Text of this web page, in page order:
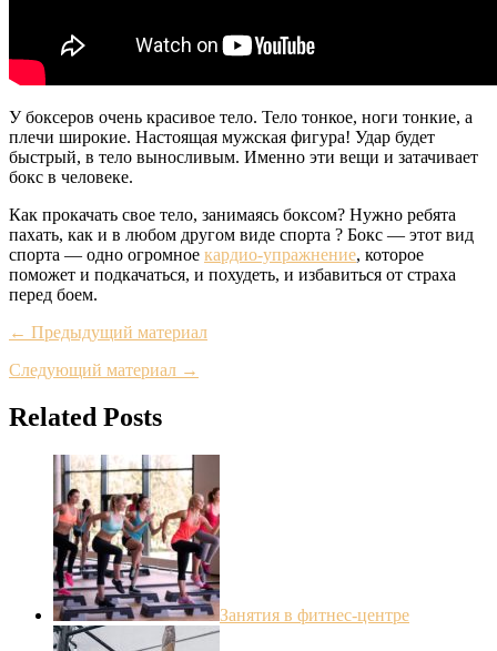
У боксеров очень красивое тело. Тело тонкое, ноги тонкие, а
плечи широкие. Настоящая мужская фигура! Удар будет
быстрый, в тело выносливым. Именно эти вещи и затачивает
бокс в человеке.
Как прокачать свое тело, занимаясь боксом? Нужно ребята
пахать, как и в любом другом виде спорта ? Бокс — этот вид
спорта — одно огромное кардио-упражнение, которое
поможет и подкачаться, и похудеть, и избавиться от страха
перед боем.
← Предыдущий материал
Следующий материал →
Related Posts
Занятия в фитнес-центре